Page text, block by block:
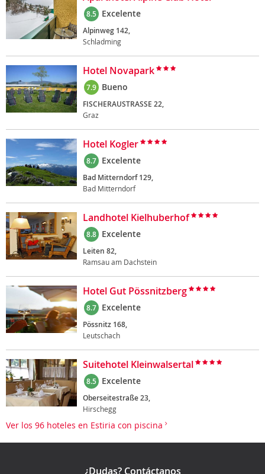
8.5 Excelente
Alpinweg 142,
Schladming
Hotel Novapark
7.9 Bueno
FISCHERAUSTRASSE 22,
Graz
Hotel Kogler
8.7 Excelente
Bad Mitterndorf 129,
Bad Mitterndorf
Landhotel Kielhuberhof
8.8 Excelente
Leiten 82,
Ramsau am Dachstein
Hotel Gut Pössnitzberg
8.7 Excelente
Pössnitz 168,
Leutschach
Suitehotel Kleinwalsertal
8.5 Excelente
Oberseitestraße 23,
Hirschegg
Ver los 96 hoteles en Estiria con piscina
¿Dudas? Contáctanos